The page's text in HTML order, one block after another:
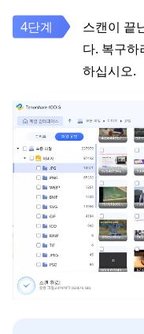
스캔이 끝
다. 복구하
하십시오.